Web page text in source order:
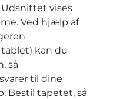
vises
Ved hjælp af
kan du
så
til dine
Bestil tapetet, så